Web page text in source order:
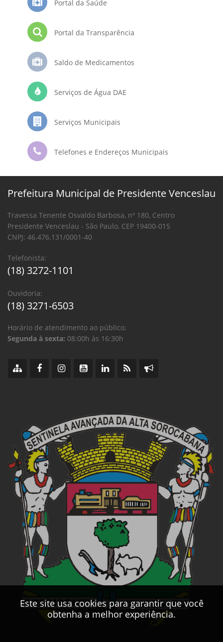
Portal da Saúde
Portal da Transparência
Saldo de Medicamentos
Serviços de Água DAE
Serviços Municipais
Telefones e Endereços Municipais
Este site usa cookies para garantir que você
obtenha a melhor experiência.
Prefeitura Municipal de Presidente Venceslau
Travessa Tenente Osvaldo Barbosa, nº 180, Centro
Presidente Venceslau - São Paulo, CEP 19400-015
CNPJ: 46.476.131/0001-40
Telefonista:
(18) 3272-1101
Ouvidoria:
(18) 3271-6503
Horário de atendimento ao público:
Segunda à sexta: 08:00h às 16:30h